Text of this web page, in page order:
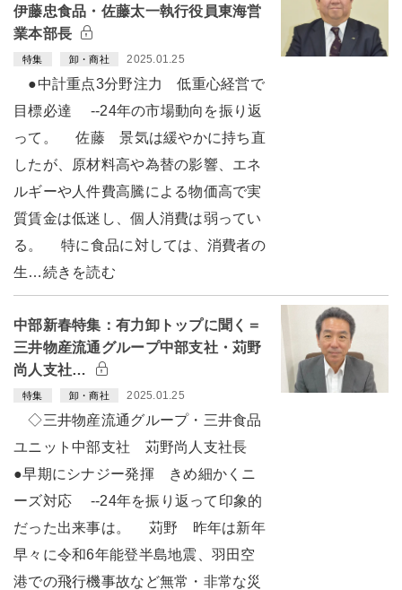
伊藤忠食品・佐藤太一執行役員東海営
業本部長
特集 卸・商社 2025.01.25
●中計重点3分野注力 低重心経営で
目標必達 --24年の市場動向を振り返
って。 佐藤 景気は緩やかに持ち直
したが、原材料高や為替の影響、エネ
ルギーや人件費高騰による物価高で実
質賃金は低迷し、個人消費は弱ってい
る。 特に食品に対しては、消費者の
生…続きを読む
中部新春特集：有力卸トップに聞く＝
三井物産流通グループ中部支社・苅野
尚人支社…
特集 卸・商社 2025.01.25
◇三井物産流通グループ・三井食品
ユニット中部支社 苅野尚人支社長
●早期にシナジー発揮 きめ細かくニ
ーズ対応 --24年を振り返って印象的
だった出来事は。 苅野 昨年は新年
早々に令和6年能登半島地震、羽田空
港での飛行機事故など無常・非常な災